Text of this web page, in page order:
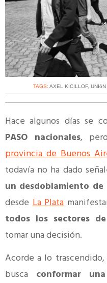
TAGS: AXEL KICILLOF, UNIóN
Hace algunos días se
PASO nacionales,
provincia de Buenos
todavía no ha dado
un desdoblamiento de
desdeLa Plata
todos los sectores
tomar una decisión.
Acorde a lo
busca conformar